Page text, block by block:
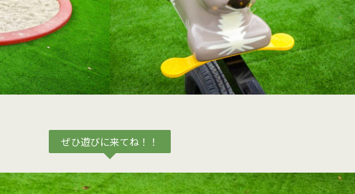
ぜひ遊びに来てね！！